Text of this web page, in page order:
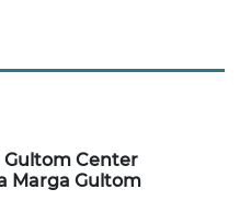
Gultom Center
Marga Gultom